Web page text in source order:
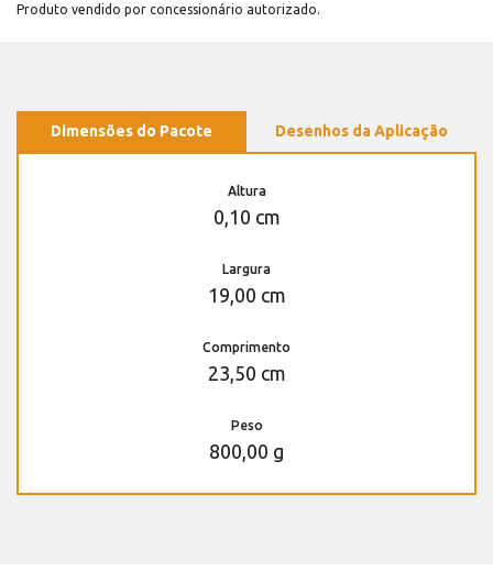
Produto vendido por concessionário autorizado.
Dimensões do Pacote Desenhos da Aplicação
Altura
0,10 cm
Largura
19,00 cm
Comprimento
23,50 cm
Peso
800,00 g